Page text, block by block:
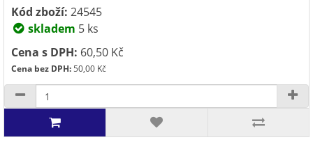
Kód zboží: 24545
skladem 5 ks
Cena s DPH: 60,50 Kč
Cena bez DPH:50,00 Kč